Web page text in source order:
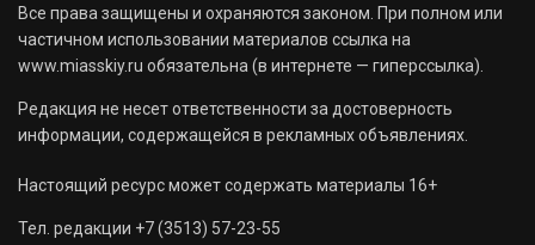
Все права защищены и охраняются законом. При полном или
частичном использовании материалов ссылка на
www.miasskiy.ru обязательна (в интернете — гиперссылка).
Редакция не несет ответственности за достоверность
информации, содержащейся в рекламных объявлениях.
Настоящий ресурс может содержать материалы 16+
Тел. редакции +7 (3513) 57-23-55